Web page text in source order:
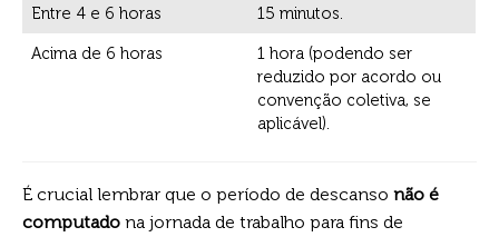
Entre 4 e 6 horas
15 minutos.
Acima de 6 horas
1 hora (podendo ser
reduzido por acordo ou
convenção coletiva, se
aplicável).
É crucial lembrar que o período de descanso não é
computado na jornada de trabalho para fins de